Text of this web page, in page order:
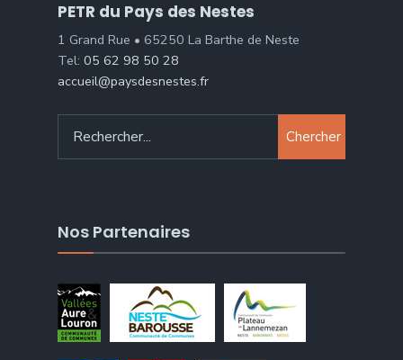
PETR du Pays des Nestes
1 Grand Rue • 65250 La Barthe de Neste
Tel: 05 62 98 50 28
accueil@paysdesnestes.fr
Chercher
Nos Partenaires